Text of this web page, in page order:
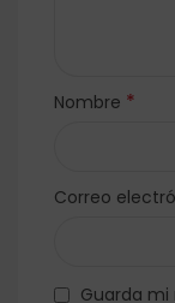
Nombre *
Correo
Guarda